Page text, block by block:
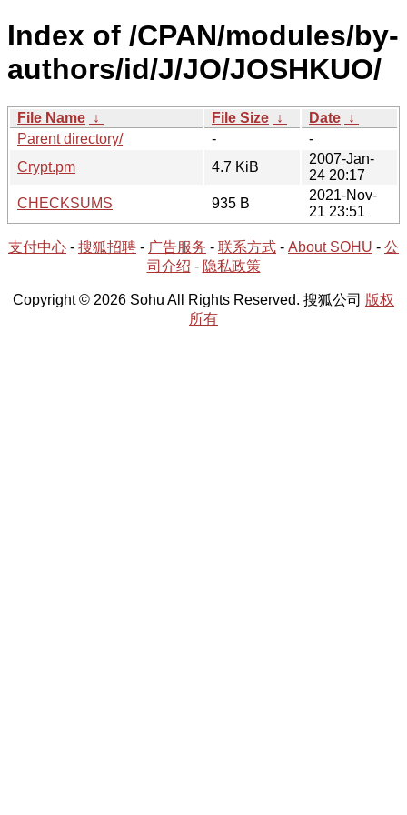
Index of /CPAN/modules/by-
authors/id/J/JO/JOSHKUO/
File Name ↓ File Size ↓ Date ↓
Parent directory/
-
-
Crypt.pm
4.7 KiB
2007-Jan-
24 20:17
CHECKSUMS
935 B
2021-Nov-
21 23:51
支付中心 - 搜狐招聘 - 广告服务 - 联系方式 - About SOHU - 公
司介绍 - 隐私政策
Copyright © 2026 Sohu All Rights Reserved. 搜狐公司 版权
所有